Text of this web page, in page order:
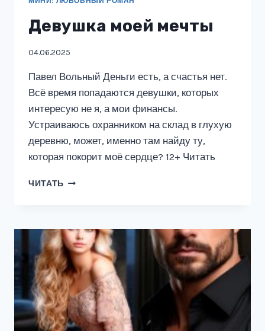
Девушка моей мечты
04.06.2025
Павел Вольный Деньги есть, а счастья нет.
Всё время попадаются девушки, которых
интересую не я, а мои финансы.
Устраиваюсь охранником на склад в глухую
деревню, может, именно там найду ту,
которая покорит моё сердце? 12+ Читать
ЧИТАТЬ ДЕВУШКА